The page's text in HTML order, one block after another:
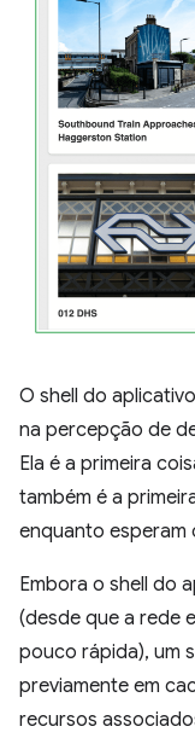
O shell do
na percepção de
Ela é a primeira
também é a
enquanto
Embora o shell do
(desde que a rede
pouco rápida), um
previamente em
recursos